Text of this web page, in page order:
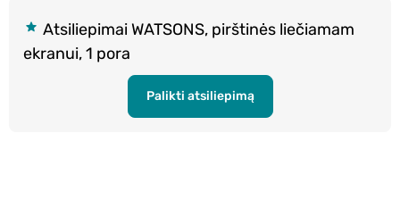
Atsiliepimai WATSONS, pirštinės liečiamam
ekranui, 1 pora
Palikti atsiliepimą